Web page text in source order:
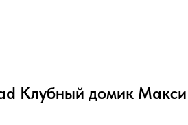
Клубный домик Макси